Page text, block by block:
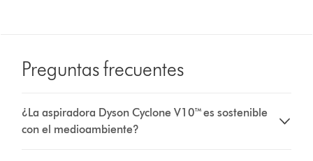
Preguntas frecuentes
¿La aspiradora Dyson Cyclone V10™ es sostenible
con el medioambiente?